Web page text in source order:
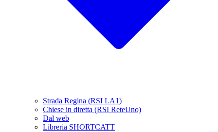
Strada Regina (RSI LA1)
Chiese in diretta (RSI ReteUno)
Dal web
Libreria SHORTCATT